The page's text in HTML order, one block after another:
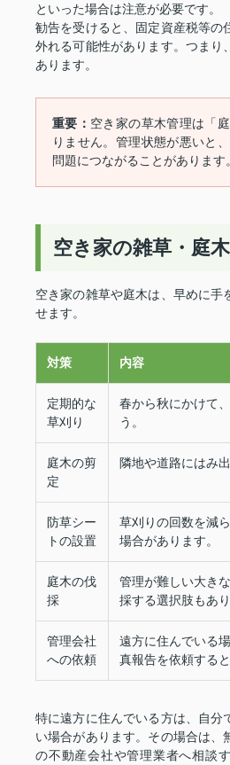
といった場合は注意が必要です。
勧告を受けると、固定資産税等の
外れる可能性があります。つまり
あります。
重要： 空き家の草木管理は「
りません。管理状態が悪いと
問題につながることがあります。
空き家の雑草・庭
空き家の雑草や庭木は、早めに手
せます。
対策 内容
定期的な
草刈り
春から秋にかけて
う。
庭木の剪
定
隣地や道路にはみ
防草シー
トの設置
草刈りの回数を減
場合があります。
庭木の伐
採
管理が難しい大き
採する選択肢もあり
管理会社
への依頼
遠方に住んでいる
真報告を依頼すると
特に遠方に住んでいる方は、自分
い場合があります。その場合は、
の不動産会社や管理業者へ相談